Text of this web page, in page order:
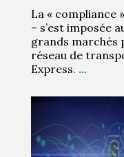
La « compliance
– s’est imposée
grands marchés
réseau de
Express. …